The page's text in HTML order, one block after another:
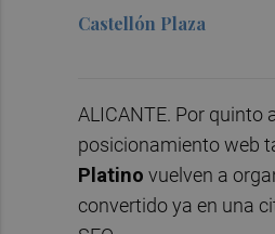
Castellón Plaza
ALICANTE. Por quinto
posicionamiento web
Platino vuelven a
convertido ya en una